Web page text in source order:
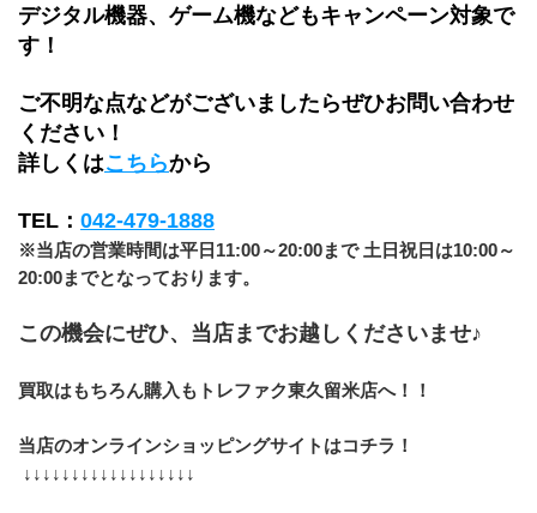
デジタル機器、ゲーム機などもキャンペーン対象で
す！
ご不明な点などがございましたらぜひお問い合わせ
ください！
詳しくはこちらから
TEL： 042-479-1888
※当店の営業時間は平日11:00～20:00まで 土日祝日は10:00～
20:00までとなっております。
この機会にぜひ、当店までお越しくださいませ♪
買取はもちろん購入もトレファク東久留米店へ！！
当店のオンラインショッピングサイトはコチラ！
↓↓↓↓↓↓↓↓↓↓↓↓↓↓↓↓↓↓